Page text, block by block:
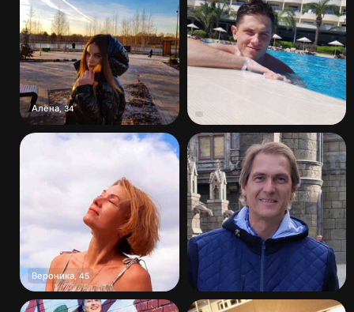
Алёна,34
Вероника 45